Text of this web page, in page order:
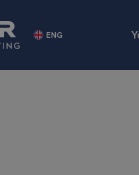
ENG